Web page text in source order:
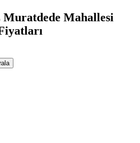
Mahallesi